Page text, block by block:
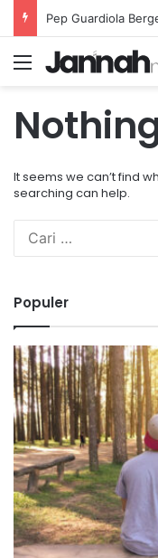
Menu
It seems we can’t find
searching can help.
Populer